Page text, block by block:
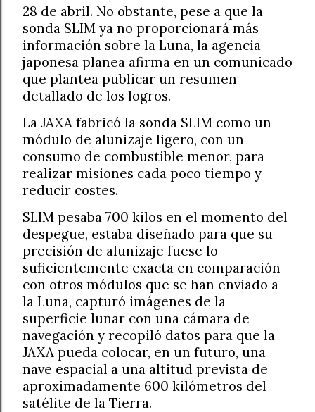
28 de abril. No obstante, pese a que la
sonda SLIM ya no proporcionará más
información sobre la Luna, la agencia
japonesa planea afirma en un comunicado
que plantea publicar un resumen
detallado de los logros.
La JAXA fabricó la sonda SLIM como un
módulo de alunizaje ligero, con un
consumo de combustible menor, para
realizar misiones cada poco tiempo y
reducir costes.
SLIM pesaba 700 kilos en el momento del
despegue, estaba diseñado para que su
precisión de alunizaje fuese lo
suficientemente exacta en comparación
con otros módulos que se han enviado a
la Luna, capturó imágenes de la
superficie lunar con una cámara de
navegación y recopiló datos para que la
JAXA pueda colocar, en un futuro, una
nave espacial a una altitud prevista de
aproximadamente 600 kilómetros del
satélite de la Tierra.